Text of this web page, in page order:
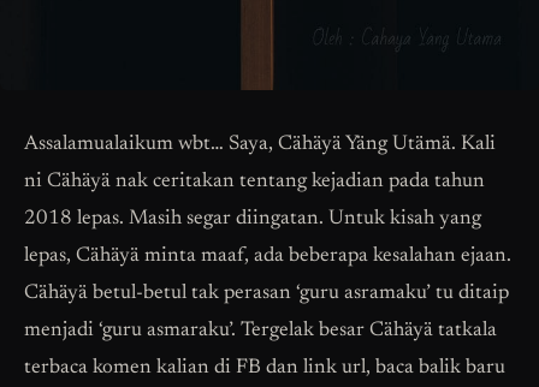
Assalamualaikum wbt… Saya, Cähäyä Yäng Utämä. Kali
ni Cähäyä nak ceritakan tentang kejadian pada tahun
2018 lepas. Masih segar diingatan. Untuk kisah yang
lepas, Cähäyä minta maaf, ada beberapa kesalahan ejaan.
Cähäyä betul-betul tak perasan ‘guru asramaku’ tu ditaip
menjadi ‘guru asmaraku’. Tergelak besar Cähäyä tatkala
terbaca komen kalian di FB dan link url, baca balik baru